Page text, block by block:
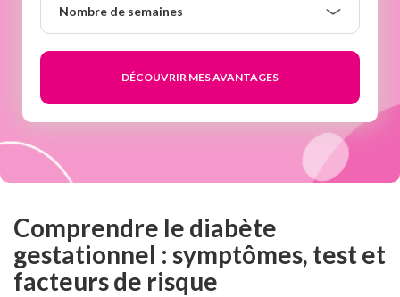
semaines
Nombre de semaines
Comprendre le diabète
gestationnel : symptômes, test et
facteurs de risque